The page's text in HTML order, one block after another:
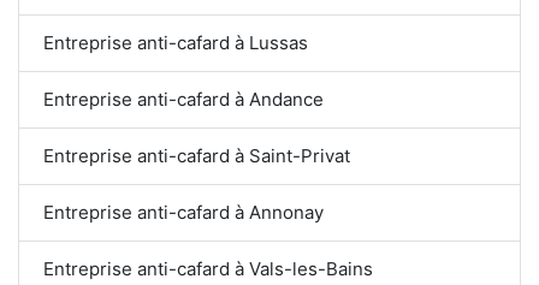
Entreprise anti-cafard à Lussas
Entreprise anti-cafard à Andance
Entreprise anti-cafard à Saint-Privat
Entreprise anti-cafard à Annonay
Entreprise anti-cafard à Vals-les-Bains